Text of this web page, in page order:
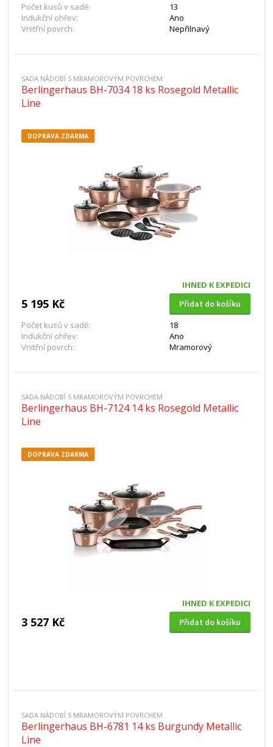
Počet kusů v sadě:
13
Indukční ohřev:
Ano
Vnitřní povrch:
Nepřilnavý
SADA NÁDOBÍ S MRAMOROVÝM POVRCHEM
Berlingerhaus BH-7034 18 ks Rosegold Metallic
Line
DOPRAVA ZDARMA
IHNED K EXPEDICI
5 195 Kč
Přidat do košíku
Počet kusů v sadě:
18
Indukční ohřev:
Ano
Vnitřní povrch:
Mramorový
SADA NÁDOBÍ S MRAMOROVÝM POVRCHEM
Berlingerhaus BH-7124 14 ks Rosegold Metallic
Line
DOPRAVA ZDARMA
IHNED K EXPEDICI
3 527 Kč Přidat do košíku
SADA NÁDOBÍ S MRAMOROVÝM POVRCHEM
Berlingerhaus BH-6781 14 ks Burgundy Metallic
Line